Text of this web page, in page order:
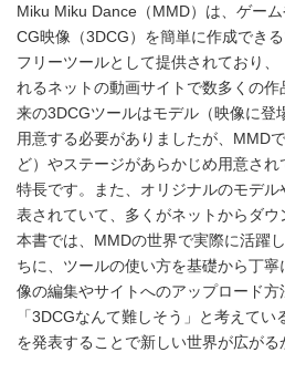
Miku Miku Dance（MMD）は、ゲー
CG映像（3DCG）を簡単に作成できる
フリーツールとして提供されており
れるネットの動画サイトで数多くの
来の3DCGツールはモデル（映像に登
用意する必要がありましたが、MMD
ど）やステージがあらかじめ用意さ
特長です。また、オリジナルのモデ
表されていて、多くがネットからダウ
本書では、MMDの世界で実際に活躍
ちに、ツールの使い方を基礎から丁
像の編集やサイトへのアップロード方
「3DCGなんて難しそう」と考えて
を発表することで新しい世界が広がる